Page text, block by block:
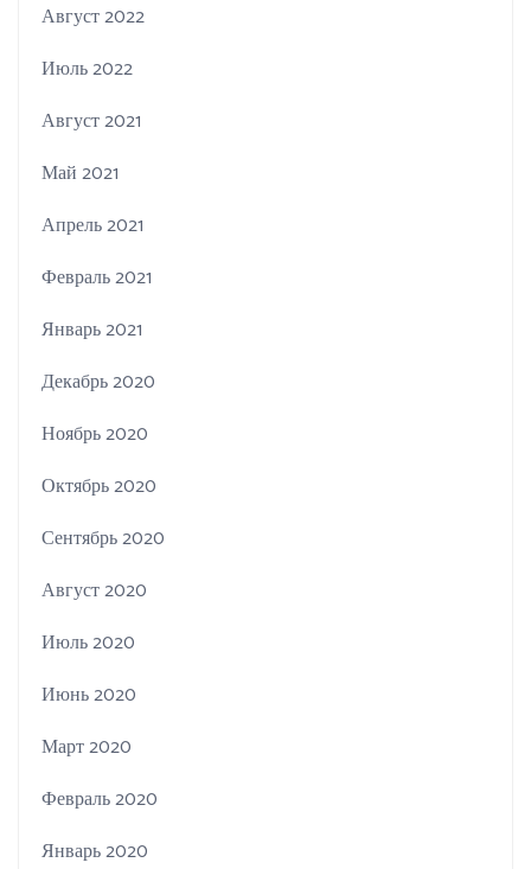
Август 2022
Июль 2022
Август 2021
Май 2021
Апрель 2021
Февраль 2021
Январь 2021
Декабрь 2020
Ноябрь 2020
Октябрь 2020
Сентябрь 2020
Август 2020
Июль 2020
Июнь 2020
Март 2020
Февраль 2020
Январь 2020